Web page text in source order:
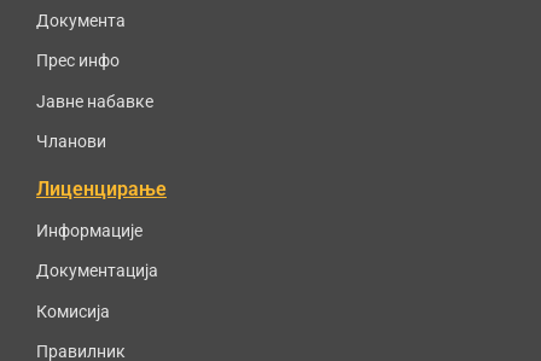
Документа
Прес инфо
Јавне набавке
Чланови
Лиценцирање
Информације
Документација
Комисија
Правилник